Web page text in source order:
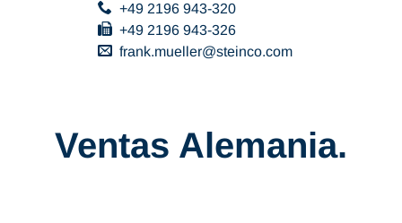
+49 2196 943-320
+49 2196 943-326
frank.mueller
steinco com
Ventas Alemania.